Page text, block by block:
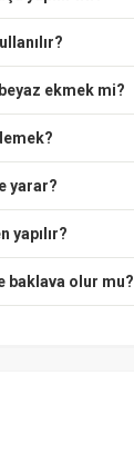
ekmek mi?
yarar?
yapılır?
baklava olur mu?